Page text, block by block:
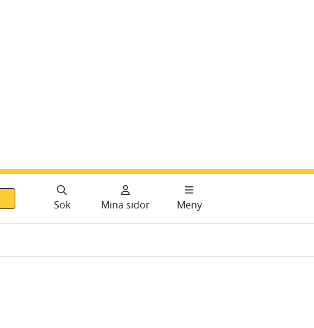
Sök Mina sidor Meny